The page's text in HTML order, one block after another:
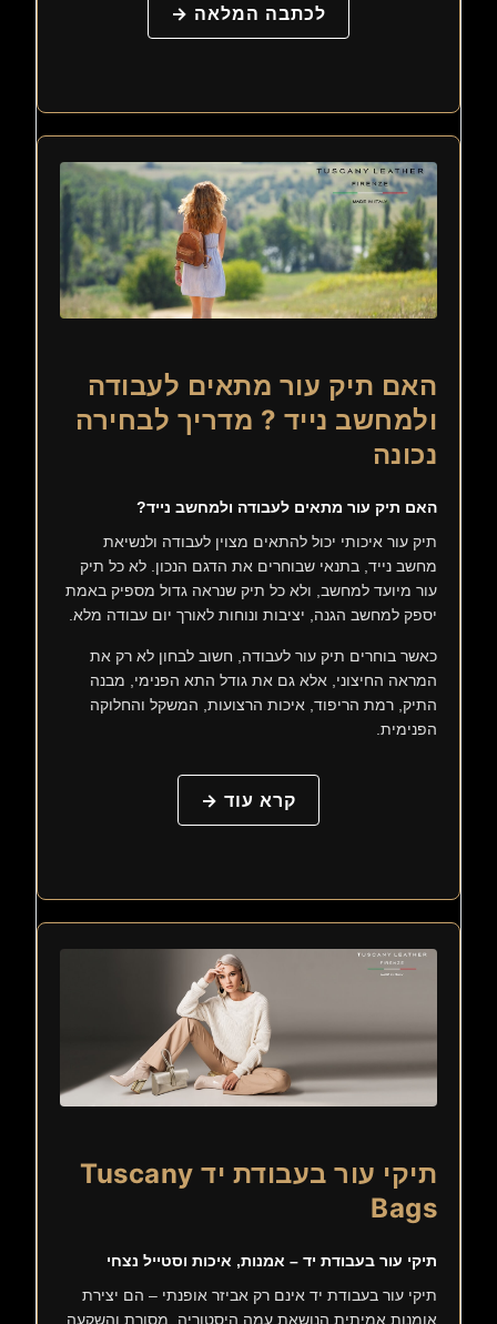
לכתבה המלאה →
האם תיק עור מתאים לעבודה
ולמחשב נייד ? מדריך לבחירה
נכונה
האם תיק עור מתאים לעבודה ולמחשב נייד?
תיק עור איכותי יכול להתאים מצוין לעבודה ולנשיאת
מחשב נייד, בתנאי שבוחרים את הדגם הנכון. לא כל תיק
עור מיועד למחשב, ולא כל תיק שנראה גדול מספיק באמת
יספק למחשב הגנה, יציבות ונוחות לאורך יום עבודה מלא.
כאשר בוחרים תיק עור לעבודה, חשוב לבחון לא רק את
המראה החיצוני, אלא גם את גודל התא הפנימי, מבנה
התיק, רמת הריפוד, איכות הרצועות, המשקל והחלוקה
הפנימית.
קרא עוד →
תיקי עור בעבודת יד Tuscany
Bags
תיקי עור בעבודת יד – אמנות, איכות וסטייל נצחי
תיקי עור בעבודת יד אינם רק אביזר אופנתי – הם יצירת
אומנות אמיתית הנושאת עמה היסטוריה, מסורת והשקעה